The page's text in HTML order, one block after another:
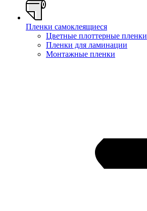
Пленки самоклеящиеся
Цветные плоттерные пленки
Пленки для ламинации
Монтажные пленки